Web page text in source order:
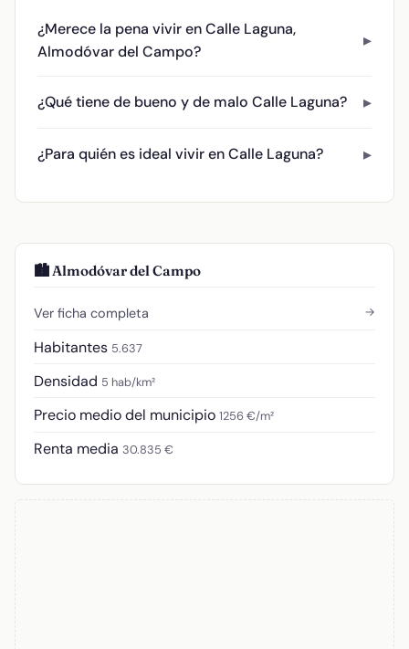
¿Merece la pena vivir en Calle Laguna,
Almodóvar del Campo?
¿Qué tiene de bueno y de malo Calle Laguna?
¿Para quién es ideal vivir en Calle Laguna?
🏙️ Almodóvar del Campo
Ver ficha completa →
Habitantes 5.637
Densidad 5 hab/km²
Precio medio del municipio 1256 €/m²
Renta media 30.835 €